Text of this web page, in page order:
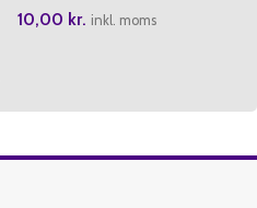
10,00 kr. inkl. moms